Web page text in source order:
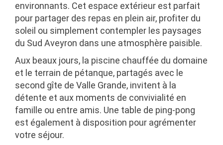
environnants. Cet espace extérieur est parfait
pour partager des repas en plein air, profiter du
soleil ou simplement contempler les paysages
du Sud Aveyron dans une atmosphère paisible.
Aux beaux jours, la piscine chauffée du domaine
et le terrain de pétanque, partagés avec le
second gîte de Valle Grande, invitent à la
détente et aux moments de convivialité en
famille ou entre amis. Une table de ping-pong
est également à disposition pour agrémenter
votre séjour.